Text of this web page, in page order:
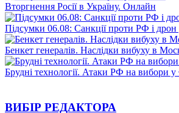
Вторгнення Росії в Україну. Онлайн
Підсумки 06.08: Санкції проти РФ і
Бенкет генералів. Наслідки вибуху в
Брудні технології. Атаки РФ на вибори у
ВИБІР РЕДАКТОРА